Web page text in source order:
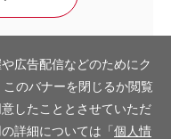
広告配信などのためにク
のバナーを閉じるか閲覧
したこととさせていただ
詳細については「個人情